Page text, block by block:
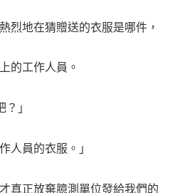
烈地在猜贈送的衣服是哪件，
的工作人員。
」
人員的衣服。」
真正放棄臆測單位發給我們的